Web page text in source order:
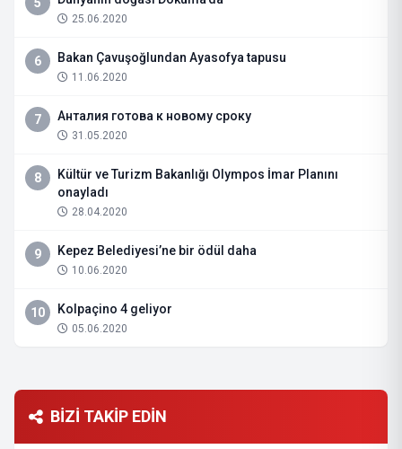
25.06.2020
6 Bakan Çavuşoğlundan Ayasofya tapusu
11.06.2020
7 Анталия готова к новому сроку
31.05.2020
8
Kültür ve Turizm Bakanlığı Olympos İmar Planını
onayladı
28.04.2020
9 Kepez Belediyesi’ne bir ödül daha
10.06.2020
10 Kolpaçino 4 geliyor
05.06.2020
BİZİ TAKİP EDİN